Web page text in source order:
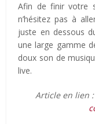
Afin de finir votre
n’hésitez pas à
juste en dessous
une large gamme
doux son de
live.
Article en lien :